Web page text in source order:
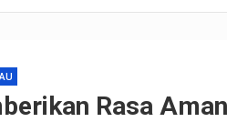
Rasa